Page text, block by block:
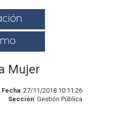
Mujer
Fecha: 27/11/2018 10:11:26
Sección: Gestión Pública